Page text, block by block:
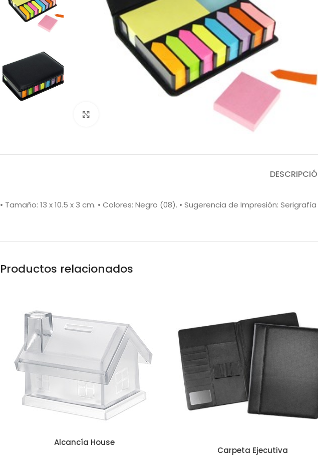
• Tamaño: 13 x 10.5 x 3 cm. • Colores: Negro (08). • Sugerencia de Impresión:
Productos relacionados
Alcancía House
Carpeta Ejecutiva